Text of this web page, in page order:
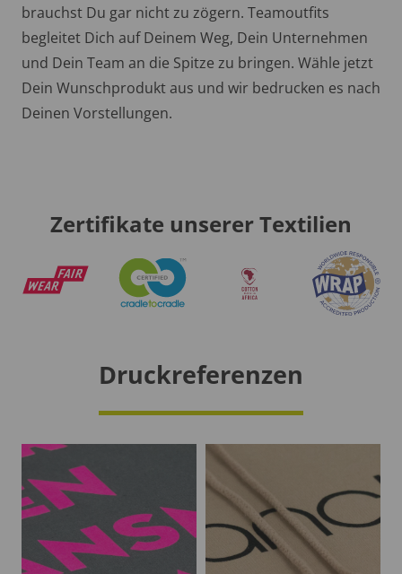
brauchst Du gar nicht zu zögern. Teamoutfits
begleitet Dich auf Deinem Weg, Dein Unternehmen
und Dein Team an die Spitze zu bringen. Wähle jetzt
Dein Wunschprodukt aus und wir bedrucken es nach
Deinen Vorstellungen.
Zertifikate unserer Textilien
Druckreferenzen